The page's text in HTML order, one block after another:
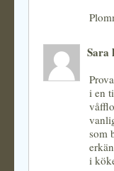
Sara
i en
som
i